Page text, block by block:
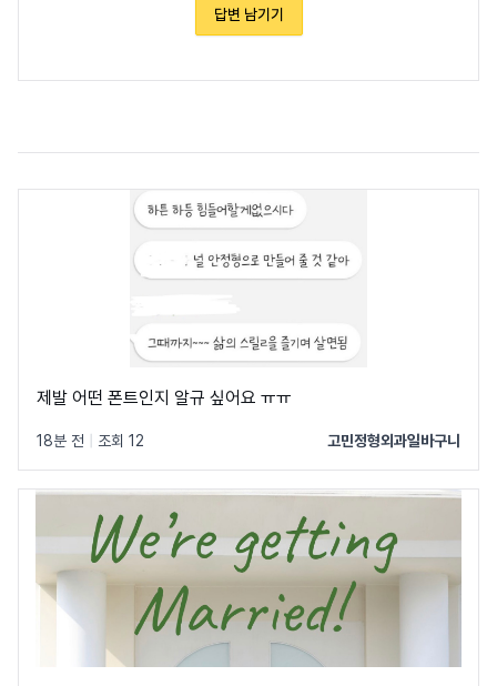
답변 남기기
제발 어떤 폰트인지 알규 싶어요 ㅠㅠ
18분 전 조회 12 고민정형외과일바구니